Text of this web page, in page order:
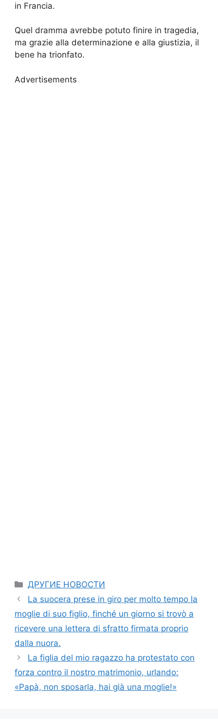
in Francia.
Quel dramma avrebbe potuto finire in tragedia,
ma grazie alla determinazione e alla giustizia, il
bene ha trionfato.
Advertisements
Categories
ДРУГИЕ НОВОСТИ
La suocera prese in giro per molto tempo la
moglie di suo figlio, finché un giorno si trovò a
ricevere una lettera di sfratto firmata proprio
dalla nuora.
La figlia del mio ragazzo ha protestato con
forza contro il nostro matrimonio, urlando:
«Papà, non sposarla, hai già una moglie!»